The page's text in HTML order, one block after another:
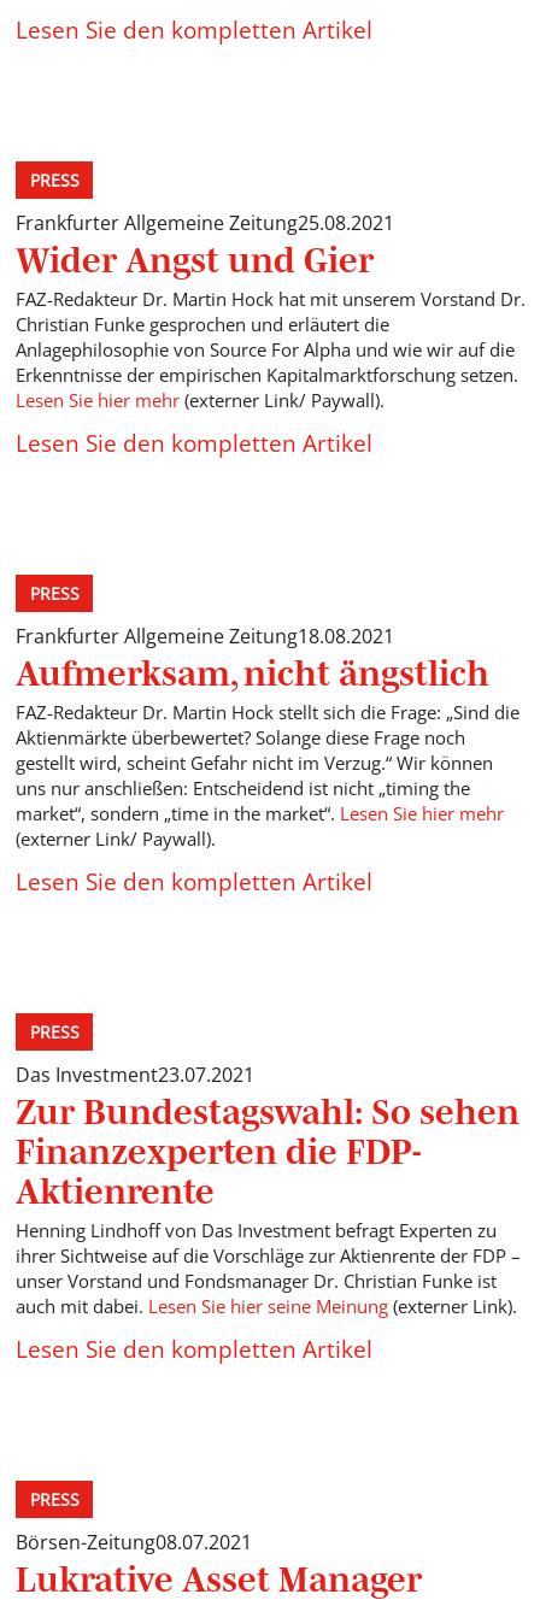
Lesen Sie den kompletten Artikel
PRESS
Frankfurter Allgemeine Zeitung25.08.2021
Wider Angst und Gier
FAZ-Redakteur Dr. Martin Hock hat mit unserem Vorstand Dr.
Christian Funke gesprochen und erläutert die
Anlagephilosophie von Source For Alpha und wie wir auf die
Erkenntnisse der empirischen Kapitalmarktforschung setzen.
Lesen Sie hier mehr (externer Link/ Paywall).
Lesen Sie den kompletten Artikel
PRESS
Frankfurter Allgemeine Zeitung18.08.2021
Aufmerksam, nicht ängstlich
FAZ-Redakteur Dr. Martin Hock stellt sich die Frage: „Sind die
Aktienmärkte überbewertet? Solange diese Frage noch
gestellt wird, scheint Gefahr nicht im Verzug.“ Wir können
uns nur anschließen: Entscheidend ist nicht „timing the
market“, sondern „time in the market“. Lesen Sie hier mehr
(externer Link/ Paywall).
Lesen Sie den kompletten Artikel
PRESS
Das Investment23.07.2021
Zur Bundestagswahl: So sehen
Finanzexperten die FDP-
Aktienrente
Henning Lindhoff von Das Investment befragt Experten zu
ihrer Sichtweise auf die Vorschläge zur Aktienrente der FDP –
unser Vorstand und Fondsmanager Dr. Christian Funke ist
auch mit dabei. Lesen Sie hier seine Meinung (externer Link).
Lesen Sie den kompletten Artikel
PRESS
Börsen-Zeitung08.07.2021
Lukrative Asset Manager